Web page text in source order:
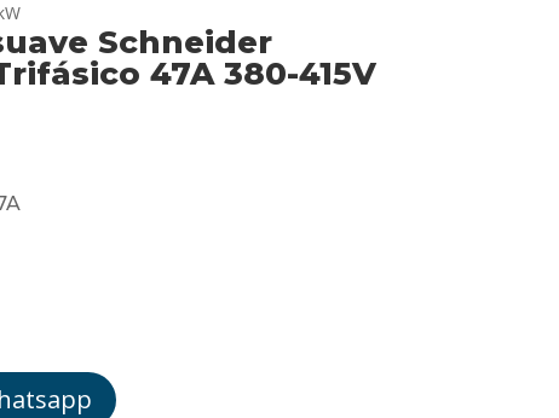
Schneider
47A 380-415V